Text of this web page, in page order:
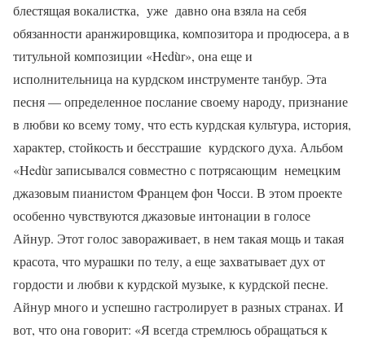
блестящая вокалистка, уже давно она взяла на себя
обязанности аранжировщика, композитора и продюсера, а в
титульной композиции «Hedùr», она еще и
исполнительница на курдском инструменте танбур. Эта
песня — определенное послание своему народу, признание
в любви ко всему тому, что есть курдская культура, история,
характер, стойкость и бесстрашие курдского духа. Альбом
«Hedùr записывался совместно с потрясающим немецким
джазовым пианистом Францем фон Чосси. В этом проекте
особенно чувствуются джазовые интонации в голосе
Айнур. Этот голос завораживает, в нем такая мощь и такая
красота, что мурашки по телу, а еще захватывает дух от
гордости и любви к курдской музыке, к курдской песне.
Айнур много и успешно гастролирует в разных странах. И
вот, что она говорит: «Я всегда стремлюсь обращаться к